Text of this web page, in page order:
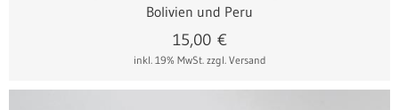
Bolivien und Peru
inkl. 19% MwSt. zzgl. Versand
15,00€